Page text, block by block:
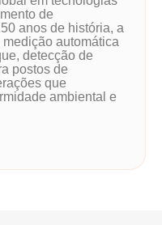
de
anos de história, a
automática
detecção de
postos de
que
ambiental e